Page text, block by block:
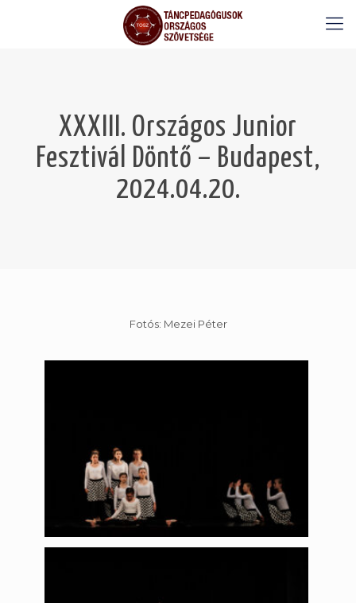
XXXIII. Országos Junior
Fesztivál Döntő – Budapest,
2024.04.20.
Fotós: Mezei Péter